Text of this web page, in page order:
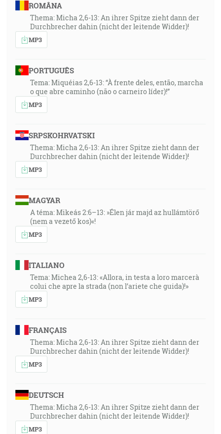
ROMÂNA
Thema: Micha 2,6-13: An ihrer Spitze zieht dann der
Durchbrecher dahin (nicht der leitende Widder)!
MP3
PORTUGUÊS
Tema: Miquéias 2,6-13: “À frente deles, então, marcha
o que abre caminho (não o carneiro líder)!”
MP3
SRPSKOHRVATSKI
Thema: Micha 2,6-13: An ihrer Spitze zieht dann der
Durchbrecher dahin (nicht der leitende Widder)!
MP3
MAGYAR
A téma: Mikeás 2:6–13: »Élen jár majd az hullámtörő
(nem a vezető kos)«!
MP3
ITALIANO
Tema: Michea 2,6-13: «Allora, in testa a loro marcerà
colui che apre la strada (non l’ariete che guida)!»
MP3
FRANÇAIS
Thema: Micha 2,6-13: An ihrer Spitze zieht dann der
Durchbrecher dahin (nicht der leitende Widder)!
MP3
DEUTSCH
Thema: Micha 2,6-13: An ihrer Spitze zieht dann der
Durchbrecher dahin (nicht der leitende Widder)!
MP3